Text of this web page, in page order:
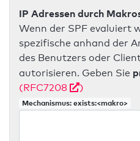
IP Adressen durch
Wenn der SPF evaluiert
spezifische anhand der
des Benutzers oder
autorisieren. Geben Sie
(RFC7208
)
Mechanismus: exists:<makro>